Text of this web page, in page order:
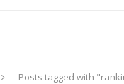
Posts tagged with